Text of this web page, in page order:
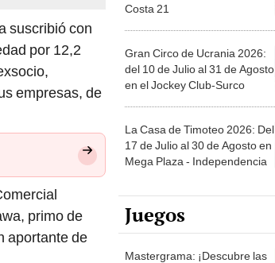
suscribió con
por 12,2
empresas, de
primo de
aportante de
Costa 21
Gran Circo de Ucrania 2026:
del 10 de Julio al 31 de Agosto
en el Jockey Club-Surco
La Casa de Timoteo 2026: Del
17 de Julio al 30 de Agosto en
Mega Plaza - Independencia
Juegos
Mastergrama: ¡Descubre las